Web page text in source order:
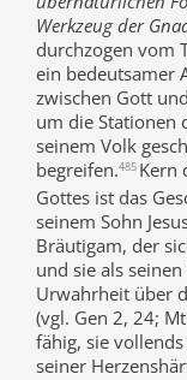
Werkzeug der
durchzogen vom
ein bedeutsamer
zwischen Gott
um die Stationen
seinem Volk
begreifen.485 Kern
Gottes ist das
seinem Sohn
Bräutigam, der
und sie als
Urwahrheit über
(vgl. Gen 2, 24;
fähig, sie
seiner